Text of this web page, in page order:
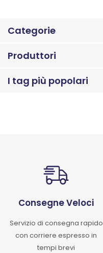
Categorie
Produttori
I tag più popolari
Consegne Veloci
Servizio di consegna rapido
con corriere espresso in
tempi brevi